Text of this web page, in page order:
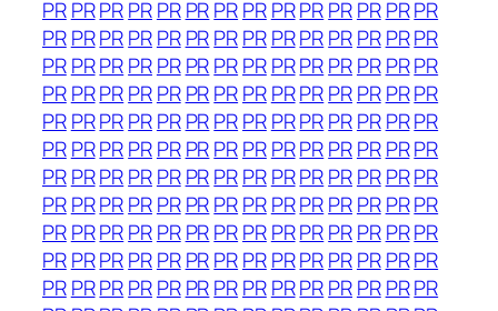
PRPRPRPRPR PRPRPRPRPRPRPR PRPR
PRPRPRPRPR PRPRPRPRPRPRPR PRPR
PRPRPRPRPR PRPRPRPRPRPRPR PRPR
PRPRPRPRPR PRPRPRPRPRPRPR PRPR
PRPRPRPRPR PRPRPRPRPRPRPR PRPR
PRPRPRPRPR PRPRPRPRPRPRPR PRPR
PRPRPRPRPR PRPRPRPRPRPRPR PRPR
PRPRPRPRPR PRPRPRPRPRPRPR PRPR
PRPRPRPRPR PRPRPRPRPRPRPR PRPR
PRPRPRPRPR PRPRPRPRPRPRPR PRPR
PRPRPRPRPR PRPRPRPRPRPRPR PRPR